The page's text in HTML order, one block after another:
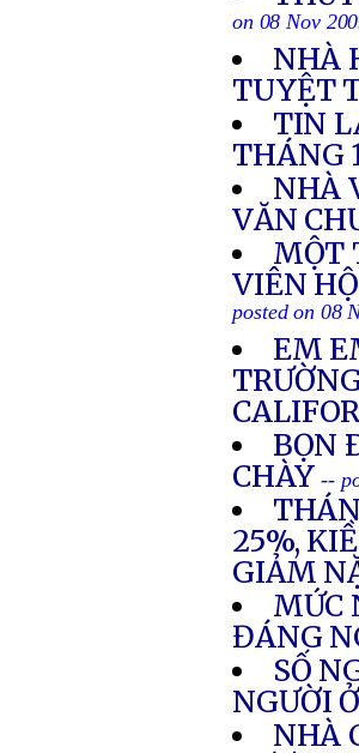
on 08 Nov
NHÀ
TUYỆT
TIN
THÁNG
NHÀ
VĂN
MỘT
VIÊN
posted on 08
EM
BỌN
CHÀY --
25%,
GIẢM
MỨC
ĐÁNG
SỐ
NGƯỜI
NHÀ